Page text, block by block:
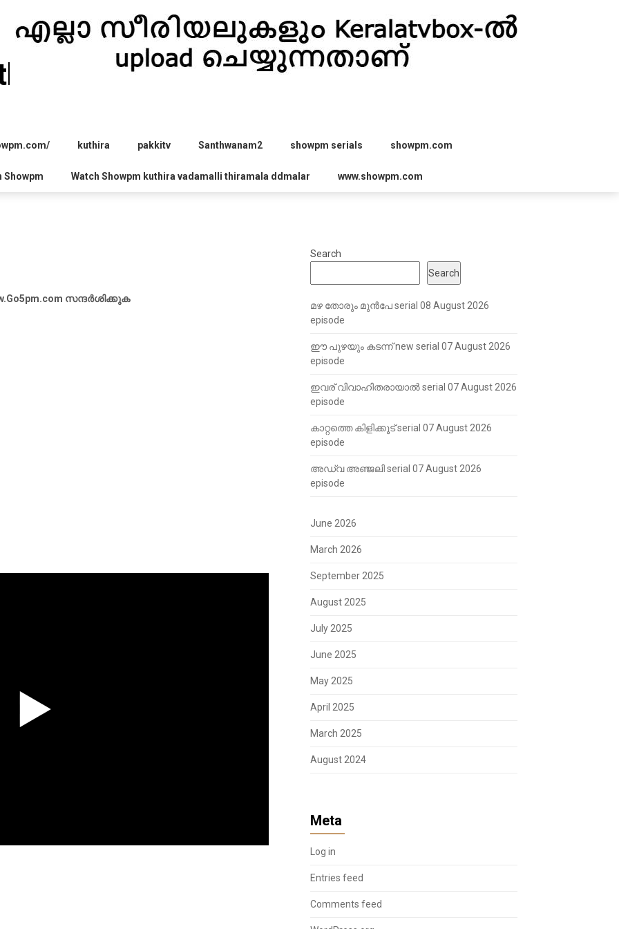
kuthira pakkitv Santhwanam2 showpm serials showpm.com
Showpm Watch Showpm kuthira vadamalli thiramala ddmalar www.showpm.com
സന്ദർശിക്കുക
Search
Search
മഴ തോരും മുൻപേ serial 08 August 2026
episode
ഈ പുഴയും കടന്ന് new serial 07 August 2026
episode
ഇവര് വിവാഹിതരായാൽ serial 07 August 2026
episode
കാറ്റത്തെ കിളിക്കൂട് serial 07 August 2026
episode
അഡ്വ അഞ്ജലി serial 07 August 2026
episode
June 2026
March 2026
September 2025
August 2025
July 2025
June 2025
May 2025
April 2025
March 2025
August 2024
Meta
Log in
Entries feed
Comments feed